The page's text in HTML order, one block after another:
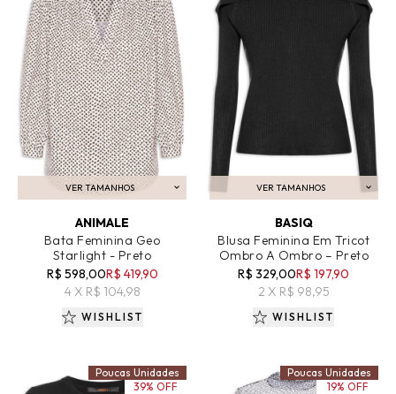
VER TAMANHOS
ADICIONAR AO CARRINHO
ANIMALE
Bata Feminina Geo
Starlight - Preto
R$ 598,00R$ 419,90
4 X R$ 104,98
WISHLIST
VER TAMANHOS
ADICIONAR AO CARRINHO
BASIQ
Blusa Feminina Em Tricot
Ombro A Ombro – Preto
R$ 329,00R$ 197,90
2 X R$ 98,95
WISHLIST
Poucas Unidades
39% OFF
Poucas Unidades
19% OFF